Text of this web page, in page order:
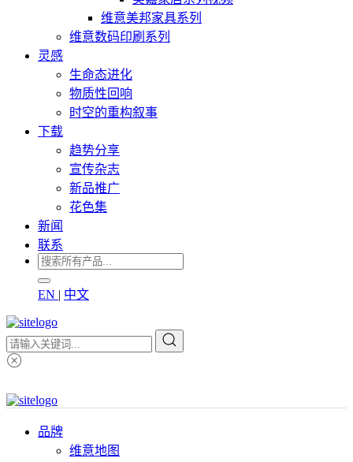
维意美邦家具系列
维意数码印刷系列
灵感
生命态进化
物质性回响
时空的重构叙事
下载
趋势分享
宣传杂志
新品推广
花色集
新闻
联系
EN | 中文
品牌
维意地图